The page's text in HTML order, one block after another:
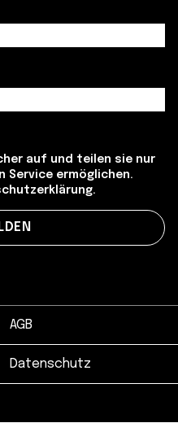
auf und teilen sie nur
Service ermöglichen.
AGB
Datenschutz